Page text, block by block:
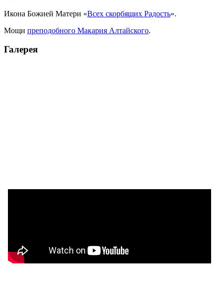
Икона Божией Матери «Всех скорбящих Радость».
Мощи преподобного Макария Алтайского.
Галерея